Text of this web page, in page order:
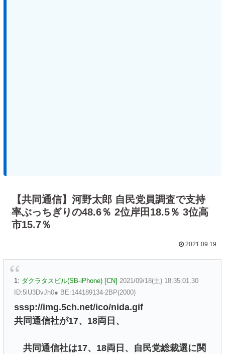
【共同通信】河野太郎 自民党員調査で支持
率ぶっちぎりの48.6％ 2位岸田18.5％ 3位高
市15.7％
2021.09.19
1: ダクラタスビル(SB-iPhone) [CN] 2021/09/18(土) 18:35:01.30
ID:5lU3DvJh0● BE:144189134-2BP(2000)
sssp://img.5ch.net/ico/nida.gif
共同通信社が17、18両日、
共同通信社は17、18両日、自民党総裁選に関